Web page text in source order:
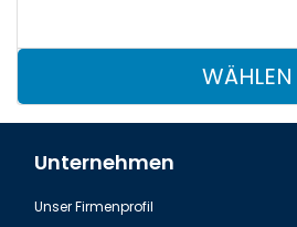
WÄHLEN
Unternehmen
Unser Firmenprofil